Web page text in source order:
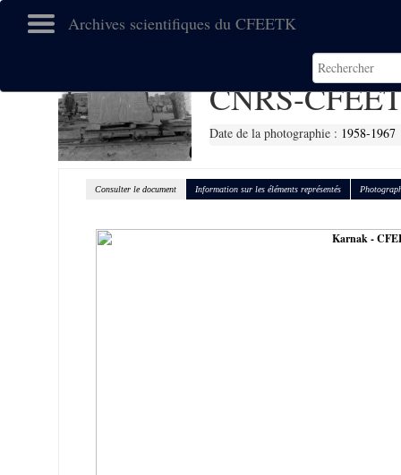
Archives scientifiques du CFEETK
CNRS-
Date de la photographie : 1958-1967
Consulter le document Information sur les éléments représentés